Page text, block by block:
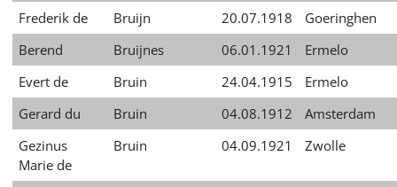
Frederik de
Bruijn 20.07.1918
Goeringhen
Berend
Bruijnes 06.01.1921
Ermelo
Evert de
Bruin 24.04.1915
Ermelo
Gerard du
Bruin 04.08.1912
Amsterdam
Gezinus
Marie de
Bruin 04.09.1921 Zwolle